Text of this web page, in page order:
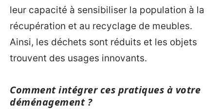
leur capacité à sensibiliser la population à la
récupération et au recyclage de meubles.
Ainsi, les déchets sont réduits et les objets
trouvent des usages innovants.
Comment intégrer ces pratiques à votre
déménagement ?